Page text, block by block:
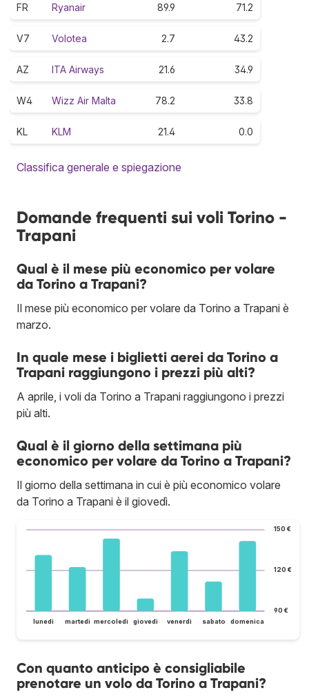
FR Ryanair 89.9 71.2
V7 Volotea 2.7 43.2
AZ ITA Airways 21.6 34.9
W4 Wizz Air Malta 78.2 33.8
KL KLM 21.4 0.0
Classifica generale e spiegazione
Domande frequenti sui voli Torino -
Trapani
Qual è il mese più economico per volare
da Torino a Trapani?
Il mese più economico per volare da Torino a Trapani è
marzo.
In quale mese i biglietti aerei da Torino a
Trapani raggiungono i prezzi più alti?
A aprile, i voli da Torino a Trapani raggiungono i prezzi
più alti.
Qual è il giorno della settimana più
economico per volare da Torino a Trapani?
Il giorno della settimana in cui è più economico volare
da Torino a Trapani è il giovedì.
90 €
120 €
150 €
lunedì martedì mercoledì giovedì venerdì sabato domenica
Con quanto anticipo è consigliabile
prenotare un volo da Torino a Trapani?